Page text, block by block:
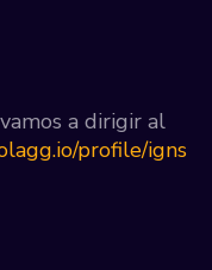
a dirigir al
profile/igns